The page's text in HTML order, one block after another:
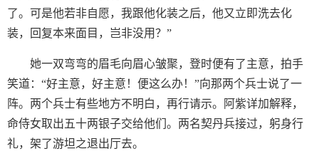
了。可是他若非自愿，我跟他化装之后，他又立即洗去化
装，回复本来面目，岂非没用？”
她一双弯弯的眉毛向眉心皱聚，登时便有了主意，拍手
笑道：“好主意，好主意！便这么办！”向那两个兵士说了一
阵。两个兵士有些地方不明白，再行请示。阿紫详加解释，
命侍女取出五十两银子交给他们。两名契丹兵接过，躬身行
礼，架了游坦之退出厅去。